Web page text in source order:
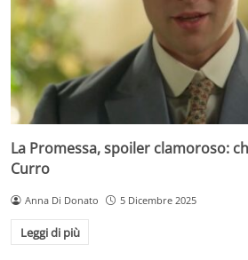
La Promessa, spoiler clamoroso:
Curro
Anna Di Donato 5 Dicembre 2025
Leggi di più